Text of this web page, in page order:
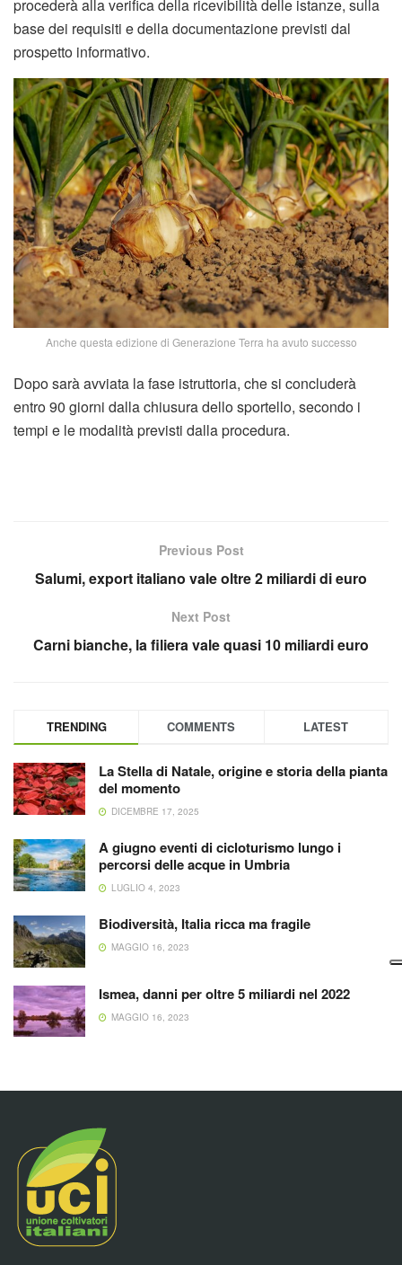
procederà alla verifica della ricevibilità delle istanze, sulla
base dei requisiti e della documentazione previsti dal
prospetto informativo.
Anche questa edizione di Generazione Terra ha avuto successo
Dopo sarà avviata la fase istruttoria, che si concluderà
entro 90 giorni dalla chiusura dello sportello, secondo i
tempi e le modalità previsti dalla procedura.
Previous Post
Salumi, export italiano vale oltre 2 miliardi di euro
Next Post
Carni bianche, la filiera vale quasi 10 miliardi euro
TRENDING COMMENTS LATEST
La Stella di Natale, origine e storia della pianta
del momento
DICEMBRE 17, 2025
A giugno eventi di cicloturismo lungo i
percorsi delle acque in Umbria
LUGLIO 4, 2023
Biodiversità, Italia ricca ma fragile
MAGGIO 16, 2023
Ismea, danni per oltre 5 miliardi nel 2022
MAGGIO 16, 2023